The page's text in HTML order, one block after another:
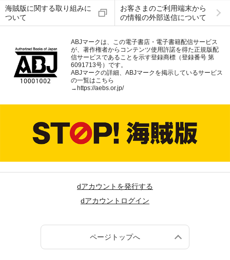
海賊版に関する取り組みに
ついて
お客さまのご利用端末から
の情報の外部送信について
ABJマークは、この電子書店・電子書籍配信サービス
が、著作権者からコンテンツ使用許諾を得た正規版配
信サービスであることを示す登録商標（登録番号 第
6091713号）です。
ABJマークの詳細、ABJマークを掲示しているサービス
の一覧はこちら
→ https://aebs.or.jp/
dアカウントを発行する
dアカウントログイン
ページトップへ